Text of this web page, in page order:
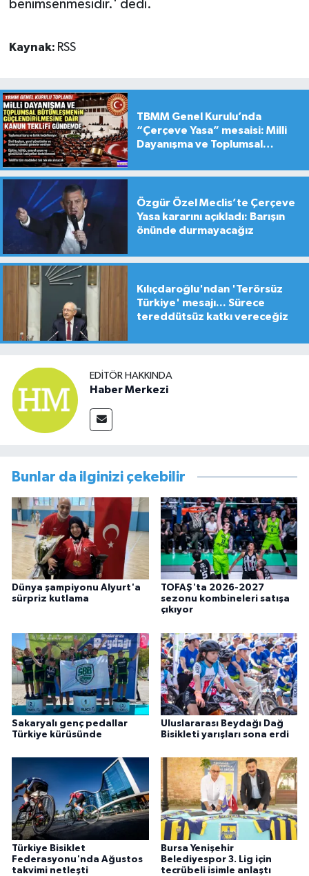
benimsenmesidir.' dedi.
Kaynak: RSS
TBMM Genel Kurulu’nda
“Çerçeve Yasa” mesaisi: Milli
Dayanışma ve Toplumsal
Özgür Özel Meclis’te Çerçeve
Yasa kararını açıkladı: Barışın
önünde durmayacağız
Kılıçdaroğlu'ndan 'Terörsüz
Türkiye' mesajı... Sürece
tereddütsüz katkı vereceğiz
EDITÖR HAKKINDA
Haber Merkezi
Bunlar da ilginizi çekebilir
Dünya şampiyonu Alyurt'a
sürpriz kutlama
TOFAŞ'ta 2026-2027
sezonu kombineleri satışa
çıkıyor
Sakaryalı genç pedallar
Türkiye kürüsünde
Uluslararası Beydağı Dağ
Bisikleti yarışları sona erdi
Türkiye Bisiklet
Federasyonu'nda Ağustos
takvimi netleşti
Bursa Yenişehir
Belediyespor 3. Lig için
tecrübeli isimle anlaştı